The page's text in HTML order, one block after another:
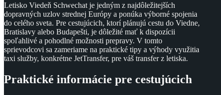
Letisko Viedeň Schwechat je jedným z najdôležitejších
dopravných uzlov strednej Európy a ponúka výborné spojenia
do celého sveta. Pre cestujúcich, ktorí plánujú cestu do Viedne,
Bratislavy alebo Budapešti, je dôležité mať k dispozícii
spoľahlivé a pohodlné možnosti prepravy. V tomto
sprievodcovi sa zameriame na praktické tipy a výhody využitia
taxi služby, konkrétne JetTransfer, pre váš transfer z letiska.
Praktické informácie pre cestujúcich